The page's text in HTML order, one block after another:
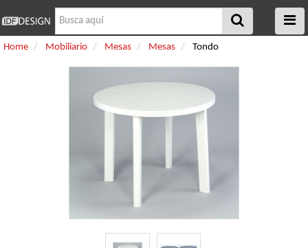
Home Mobiliario Mesas Mesas Tondo